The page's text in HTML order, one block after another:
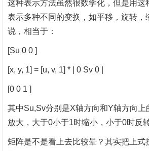
这种表示方法虽然很数学化，但是用这
表示多种不同的变换，如平移，旋转，
说，相当于：
[Su 0 0 ]
[x, y, 1] = [u, v, 1] * | 0 Sv 0 |
[0 0 1 ]
其中Su,Sv分别是X轴方向和Y轴方向上
放大，大于0小于1时缩小，小于0时反转
矩阵是不是看上去比较晕？其实把上式